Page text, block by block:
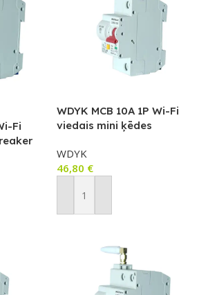
Fi
WDYK MCB 10A 1P Wi-Fi
viedais mini ķēdes
WDYK
46,80 €
Pievienot Grozam